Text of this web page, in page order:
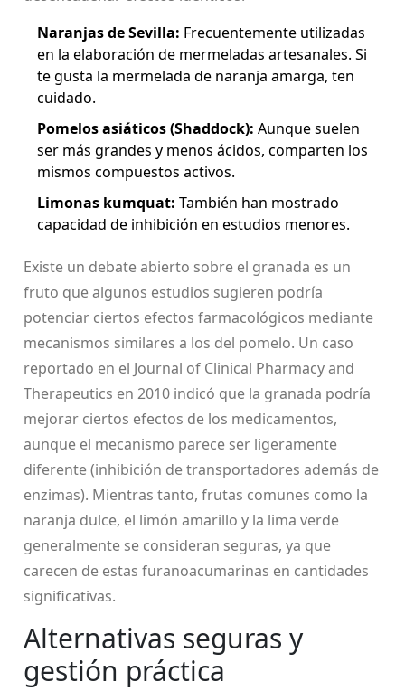
Naranjas de Sevilla: Frecuentemente utilizadas
en la elaboración de mermeladas artesanales. Si
te gusta la mermelada de naranja amarga, ten
cuidado.
Pomelos asiáticos (Shaddock): Aunque suelen
ser más grandes y menos ácidos, comparten los
mismos compuestos activos.
Limonas kumquat: También han mostrado
capacidad de inhibición en estudios menores.
Existe un debate abierto sobre el granada es un
fruto que algunos estudios sugieren podría
potenciar ciertos efectos farmacológicos mediante
mecanismos similares a los del pomelo. Un caso
reportado en el Journal of Clinical Pharmacy and
Therapeutics en 2010 indicó que la granada podría
mejorar ciertos efectos de los medicamentos,
aunque el mecanismo parece ser ligeramente
diferente (inhibición de transportadores además de
enzimas). Mientras tanto, frutas comunes como la
naranja dulce, el limón amarillo y la lima verde
generalmente se consideran seguras, ya que
carecen de estas furanoacumarinas en cantidades
significativas.
Alternativas seguras y
gestión práctica